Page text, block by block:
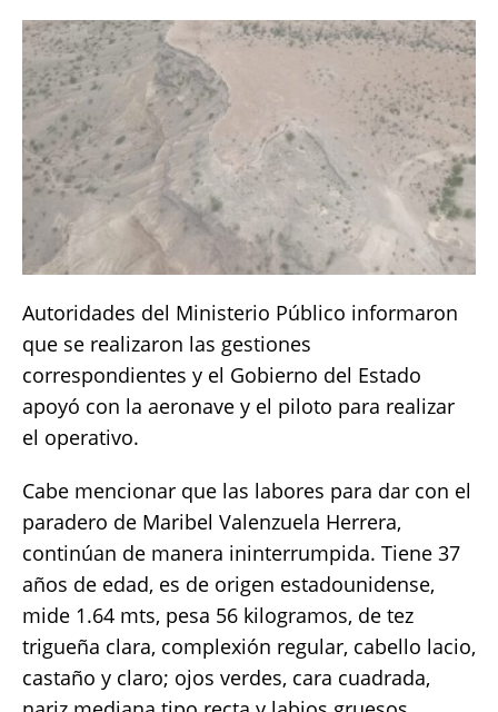
Autoridades del Ministerio Público informaron
que se realizaron las gestiones
correspondientes y el Gobierno del Estado
apoyó con la aeronave y el piloto para realizar
el operativo.
Cabe mencionar que las labores para dar con el
paradero de Maribel Valenzuela Herrera,
continúan de manera ininterrumpida. Tiene 37
años de edad, es de origen estadounidense,
mide 1.64 mts, pesa 56 kilogramos, de tez
trigueña clara, complexión regular, cabello lacio,
castaño y claro; ojos verdes, cara cuadrada,